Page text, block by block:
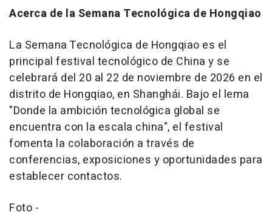
Acerca de la Semana Tecnológica de Hongqiao
La Semana Tecnológica de Hongqiao es el
principal festival tecnológico de China y se
celebrará del 20 al 22 de noviembre de 2026 en el
distrito de Hongqiao, en Shanghái. Bajo el lema
"Donde la ambición tecnológica global se
encuentra con la escala china", el festival
fomenta la colaboración a través de
conferencias, exposiciones y oportunidades para
establecer contactos.
Foto -